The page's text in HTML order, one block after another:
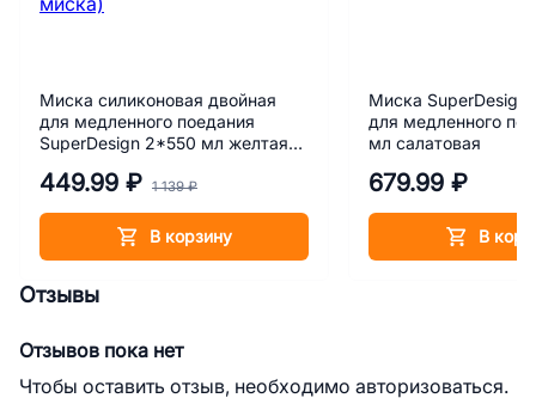
Миска силиконовая двойная
для медленного поедания
SuperDesign 2*550 мл желтая
миска)
449.99 ₽ 1 139 ₽
В корзину
Миска SuperDesign
для медленного
мл салатовая
679.99 ₽
В
Отзывы
Отзывов пока нет
Чтобы оставить отзыв, необходимо авторизоваться.